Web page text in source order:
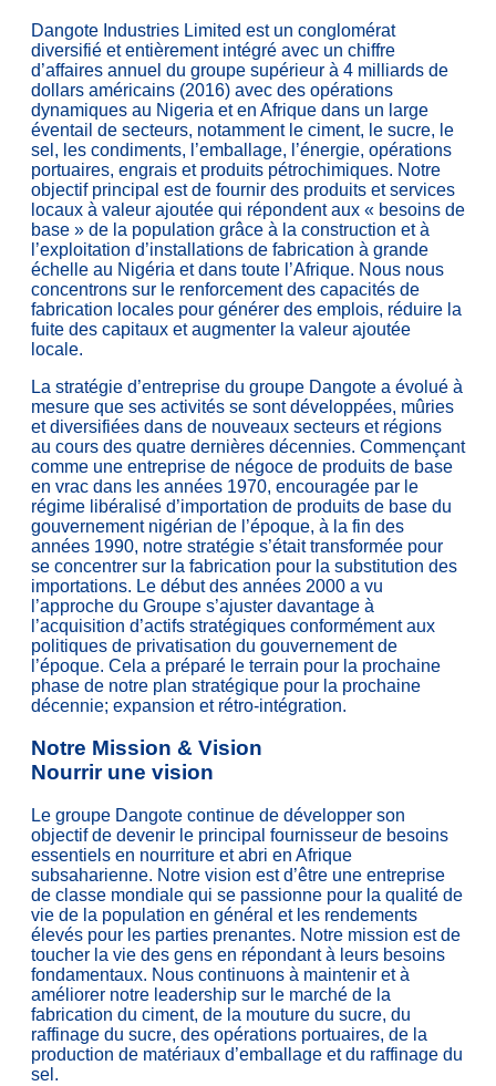
Dangote Industries Limited est un conglomérat
diversifié et entièrement intégré avec un chiffre
d’affaires annuel du groupe supérieur à 4 milliards de
dollars américains (2016) avec des opérations
dynamiques au Nigeria et en Afrique dans un large
éventail de secteurs, notamment le ciment, le sucre, le
sel, les condiments, l’emballage, l’énergie, opérations
portuaires, engrais et produits pétrochimiques. Notre
objectif principal est de fournir des produits et services
locaux à valeur ajoutée qui répondent aux « besoins de
base » de la population grâce à la construction et à
l’exploitation d’installations de fabrication à grande
échelle au Nigéria et dans toute l’Afrique. Nous nous
concentrons sur le renforcement des capacités de
fabrication locales pour générer des emplois, réduire la
fuite des capitaux et augmenter la valeur ajoutée
locale.
La stratégie d’entreprise du groupe Dangote a évolué à
mesure que ses activités se sont développées, mûries
et diversifiées dans de nouveaux secteurs et régions
au cours des quatre dernières décennies. Commençant
comme une entreprise de négoce de produits de base
en vrac dans les années 1970, encouragée par le
régime libéralisé d’importation de produits de base du
gouvernement nigérian de l’époque, à la fin des
années 1990, notre stratégie s’était transformée pour
se concentrer sur la fabrication pour la substitution des
importations. Le début des années 2000 a vu
l’approche du Groupe s’ajuster davantage à
l’acquisition d’actifs stratégiques conformément aux
politiques de privatisation du gouvernement de
l’époque. Cela a préparé le terrain pour la prochaine
phase de notre plan stratégique pour la prochaine
décennie; expansion et rétro-intégration.
Notre Mission & Vision
Nourrir une vision
Le groupe Dangote continue de développer son
objectif de devenir le principal fournisseur de besoins
essentiels en nourriture et abri en Afrique
subsaharienne. Notre vision est d’être une entreprise
de classe mondiale qui se passionne pour la qualité de
vie de la population en général et les rendements
élevés pour les parties prenantes. Notre mission est de
toucher la vie des gens en répondant à leurs besoins
fondamentaux. Nous continuons à maintenir et à
améliorer notre leadership sur le marché de la
fabrication du ciment, de la mouture du sucre, du
raffinage du sucre, des opérations portuaires, de la
production de matériaux d’emballage et du raffinage du
sel.